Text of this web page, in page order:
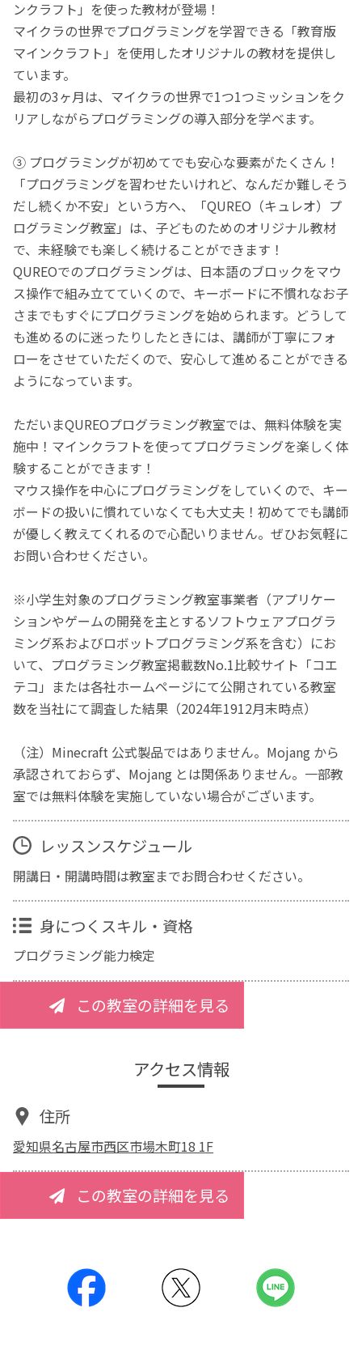
ンクラフト」を使った教材が登場！
マイクラの世界でプログラミングを学習できる「教育版
マインクラフト」を使用したオリジナルの教材を提供し
ています。
最初の3ヶ月は、マイクラの世界で1つ1つミッションをク
リアしながらプログラミングの導入部分を学べます。
③ プログラミングが初めてでも安心な要素がたくさん！
「プログラミングを習わせたいけれど、なんだか難しそう
だし続くか不安」という方へ、「QUREO（キュレオ）プ
ログラミング教室」は、子どものためのオリジナル教材
で、未経験でも楽しく続けることができます！
QUREOでのプログラミングは、日本語のブロックをマウ
ス操作で組み立てていくので、キーボードに不慣れなお子
さまでもすぐにプログラミングを始められます。どうして
も進めるのに迷ったりしたときには、講師が丁寧にフォ
ローをさせていただくので、安心して進めることができる
ようになっています。
ただいまQUREOプログラミング教室では、無料体験を実
施中！マインクラフトを使ってプログラミングを楽しく体
験することができます！
マウス操作を中心にプログラミングをしていくので、キー
ボードの扱いに慣れていなくても大丈夫！初めてでも講師
が優しく教えてくれるので心配いりません。ぜひお気軽に
お問い合わせください。
※小学生対象のプログラミング教室事業者（アプリケー
ションやゲームの開発を主とするソフトウェアプログラ
ミング系およびロボットプログラミング系を含む）にお
いて、プログラミング教室掲載数No.1比較サイト「コエ
テコ」または各社ホームページにて公開されている教室
数を当社にて調査した結果（2024年1912月末時点）
（注）Minecraft 公式製品ではありません。Mojang から
承認されておらず、Mojang とは関係ありません。一部教
室では無料体験を実施していない場合がございます。
レッスンスケジュール
開講日・開講時間は教室までお問合わせください。
身につくスキル・資格
プログラミング能力検定
この教室の詳細を見る
アクセス情報
住所
愛知県名古屋市西区市場木町18 1F
この教室の詳細を見る